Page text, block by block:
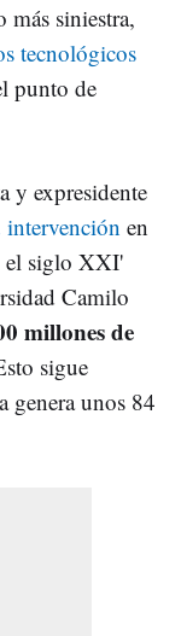
siniestra,
tecnológicos
punto de
y expresidente
en
el siglo XXI'
Camilo
millones de
sigue
genera unos 84